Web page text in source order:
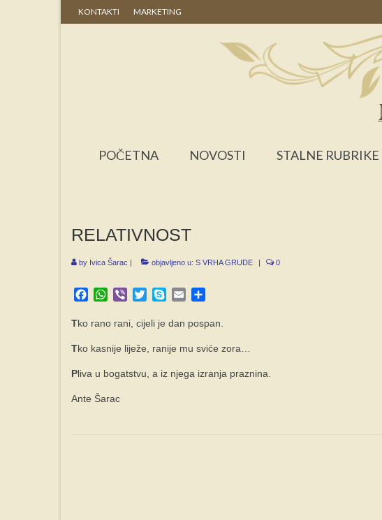
KONTAKTI MARKETING
POČETNA NOVOSTI STALNE RUBRIKE
RELATIVNOST
by Ivica Šarac | objavljeno u: S VRHA GRUDE | 0
Facebook
WhatsApp
Viber TwitterSkypeEmail
Tko rano rani, cijeli je dan pospan.
Tko kasnije liježe, ranije mu sviće zora…
Pliva u bogatstvu, a iz njega izranja praznina.
Ante Šarac